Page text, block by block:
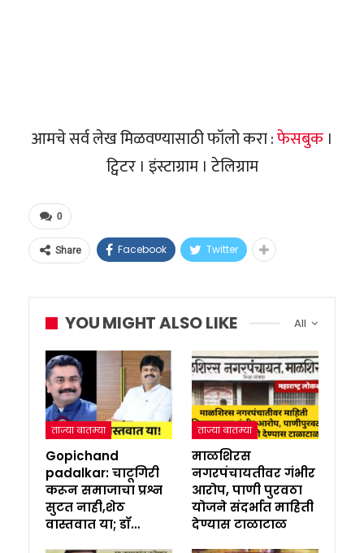
आमचे सर्व लेख मिळवण्यासाठी फॉलो करा :फेसबुक ।
ट्विटर । इंस्टाग्राम । टेलिग्राम
0
Share Facebook Twitter
All
YOU MIGHT ALSO LIKE
ताज्या बातम्या
Gopichand
padalkar: चाटूगिरी
करून समाजाचा प्रश्न
सुटत नाही,शेठ
वास्तवात या; डॉ…
ताज्या बातम्या
माळशिरस
नगरपंचायतीवर गंभीर
आरोप, पाणी पुरवठा
योजने संदर्भात माहिती
देण्यास टाळाटाळ